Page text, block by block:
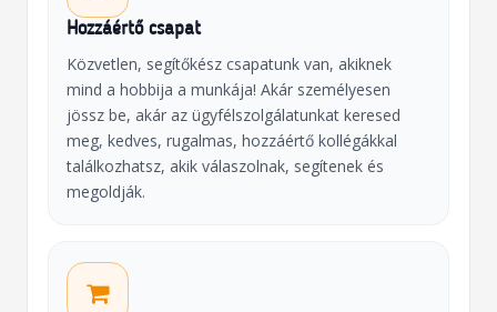
Hozzáértő csapat
Közvetlen, segítőkész csapatunk van, akiknek
mind a hobbija a munkája! Akár személyesen
jössz be, akár az ügyfélszolgálatunkat keresed
meg, kedves, rugalmas, hozzáértő kollégákkal
találkozhatsz, akik válaszolnak, segítenek és
megoldják.